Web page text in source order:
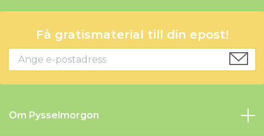
Få gratismaterial till din epost!
Om Pysselmorgon